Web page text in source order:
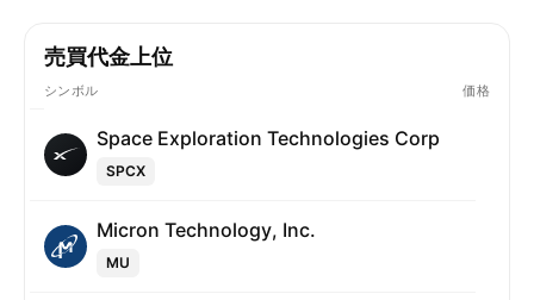
売買代金上位
シンボル 価格
Space Exploration Technologies Corp
SPCX
Micron Technology, Inc.
MU